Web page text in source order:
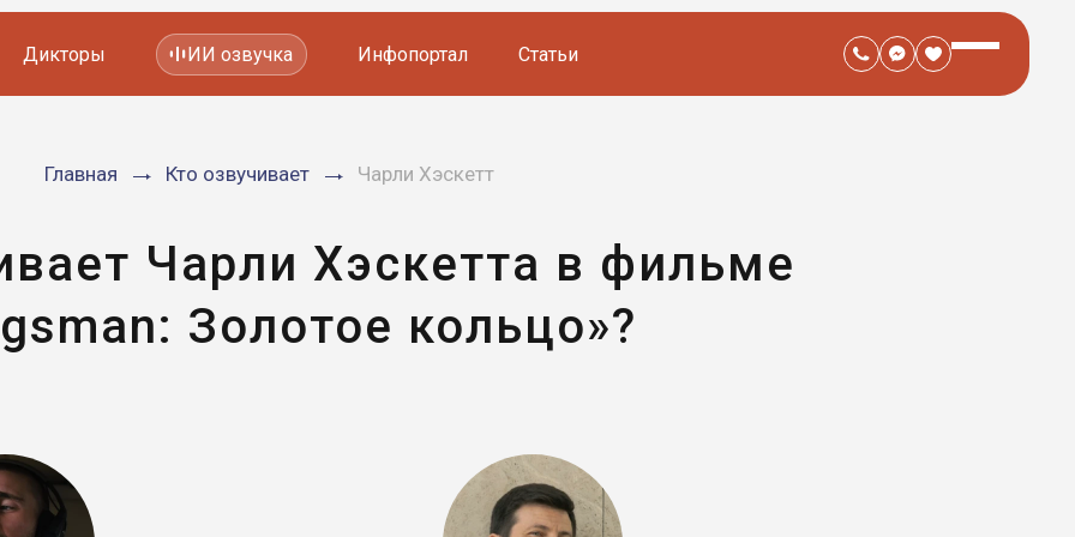
Мультфильмов
Дикторы ИИ озвучка Инфопортал Статьи
Главная Кто озвучивает Чарли Хэскетт
Чарли Хэскетта в фильме
Золотое кольцо»?